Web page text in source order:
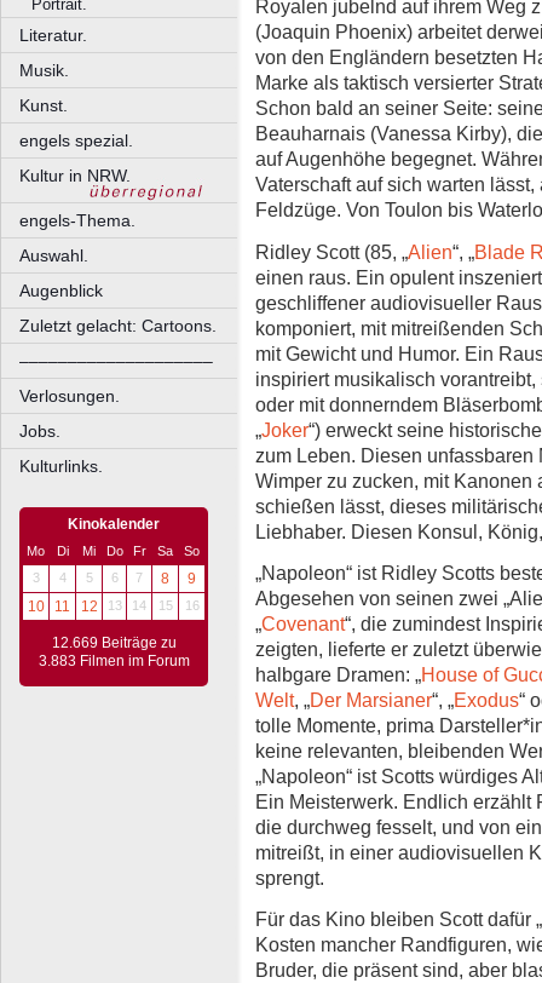
Portrait.
Literatur.
Musik.
Kunst.
engels spezial.
Kultur in NRW.
engels-Thema.
Auswahl.
Augenblick
Zuletzt gelacht: Cartoons.
––––––––––––––––––––
Verlosungen.
Jobs.
Kulturlinks.
Kinokalender
Mo Di Mi Do Fr Sa
So
3
4 5 6 7 8
9
10
11 12 13 14 15 16
12.669 Beiträge zu
3.883 Filmen im Forum
Royalen jubelnd auf ihrem Weg
(Joaquin Phoenix) arbeitet
von den Engländern besetzten
Marke als taktisch versierter
Schon bald an seiner Seite:
Beauharnais (Vanessa Kirby),
auf Augenhöhe begegnet.
Vaterschaft auf sich warten
Feldzüge. Von Toulon bis
Ridley Scott (85, „Alien“, „Blade
einen raus. Ein opulent
geschliffener audiovisueller
komponiert, mit mitreißenden
mit Gewicht und Humor. Ein
inspiriert musikalisch
oder mit donnerndem
„Joker“) erweckt seine
zum Leben. Diesen unfassbaren
Wimper zu zucken, mit
schießen lässt, dieses
Liebhaber. Diesen Konsul,
„Napoleon“ ist Ridley Scotts
Abgesehen von seinen zwei
„Covenant“, die zumindest
zeigten, lieferte er zuletzt
halbgare Dramen: „House of
Welt, „Der Marsianer“, „Exodus“
tolle Momente, prima
keine relevanten, bleibenden
„Napoleon“ ist Scotts würdiges
Ein Meisterwerk. Endlich erzählt
die durchweg fesselt, und von
mitreißt, in einer audiovisuellen
sprengt.
Für das Kino bleiben Scott dafür
Kosten mancher Randfiguren,
Bruder, die präsent sind, aber